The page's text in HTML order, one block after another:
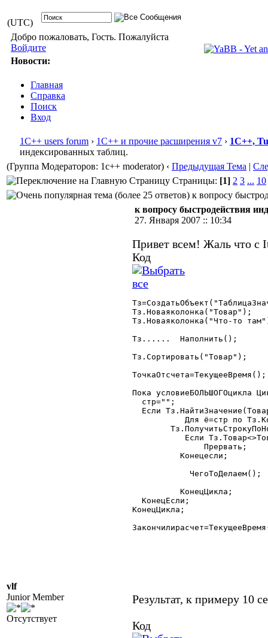
(UTC)
Добро пожаловать, Гость. Пожалуйста
Войдите
Новости:
Главная
Справка
Поиск
Вход
1С++ users forum › 1С++ и прочие расширения v7 › 1С++,
индексированных таблиц.
(Группа Модераторов: 1c++ moderator) ‹ Предыдущая Тема |
Страницы: [1] 2 3 ... 10
к вопросу
vlf
Junior Member
Отсутствует
к вопросу быстродействия
27. Января 2007 :: 10:34
Привет всем! Жаль что с
Код
Тз.Новаяколонка("Товар");
Тз.Новаяколонка("Что-то
Тз......  Наполнить();
Тз.Сортировать("Товар");
ТочкаОтсчета=ТекущееВремя();
Пока условиеБОЛЬШОГОцикла
стр="";
Если
КонецЕсли;
КонецЦикла;
Результат, к примеру 10
Код